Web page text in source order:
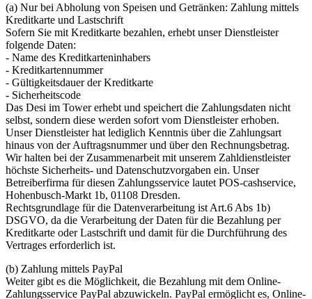
(a) Nur bei Abholung von Speisen und Getränken: Zahlung mittels
Kreditkarte und Lastschrift
Sofern Sie mit Kreditkarte bezahlen, erhebt unser Dienstleister
folgende Daten:
- Name des Kreditkarteninhabers
- Kreditkartennummer
- Gültigkeitsdauer der Kreditkarte
- Sicherheitscode
Das Desi im Tower erhebt und speichert die Zahlungsdaten nicht
selbst, sondern diese werden sofort vom Dienstleister erhoben.
Unser Dienstleister hat lediglich Kenntnis über die Zahlungsart
hinaus von der Auftragsnummer und über den Rechnungsbetrag.
Wir halten bei der Zusammenarbeit mit unserem Zahldienstleister
höchste Sicherheits- und Datenschutzvorgaben ein. Unser
Betreiberfirma für diesen Zahlungsservice lautet POS-cashservice,
Hohenbusch-Markt 1b, 01108 Dresden.
Rechtsgrundlage für die Datenverarbeitung ist Art.6 Abs 1b)
DSGVO, da die Verarbeitung der Daten für die Bezahlung per
Kreditkarte oder Lastschrift und damit für die Durchführung des
Vertrages erforderlich ist.
(b) Zahlung mittels PayPal
Weiter gibt es die Möglichkeit, die Bezahlung mit dem Online-
Zahlungsservice PayPal abzuwickeln. PayPal ermöglicht es, Online-